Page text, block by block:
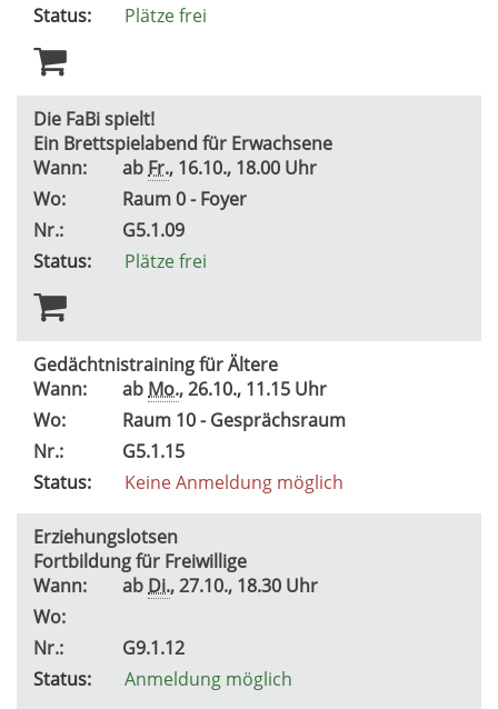
Status:
Plätze frei
Die FaBi spielt!
Ein Brettspielabend für Erwachsene
Wann:
ab Fr., 16.10., 18.00 Uhr
Wo:
Raum 0 - Foyer
Nr.:
G5.1.09
Status:
Plätze frei
Gedächtnistraining für Ältere
Wann:
ab Mo., 26.10., 11.15 Uhr
Wo:
Raum 10 - Gesprächsraum
Nr.:
G5.1.15
Status:
Keine Anmeldung möglich
Erziehungslotsen
Fortbildung für Freiwillige
Wann:
ab Di., 27.10., 18.30 Uhr
Wo:
Nr.:
G9.1.12
Status:
Anmeldung möglich